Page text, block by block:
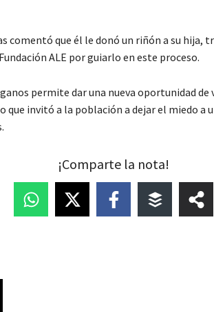
comentó que él le donó un riñón a su hija,
ALE por guiarlo en este proceso.
permite dar una nueva oportunidad de
que invitó a la población a dejar el miedo a
¡Comparte la nota!